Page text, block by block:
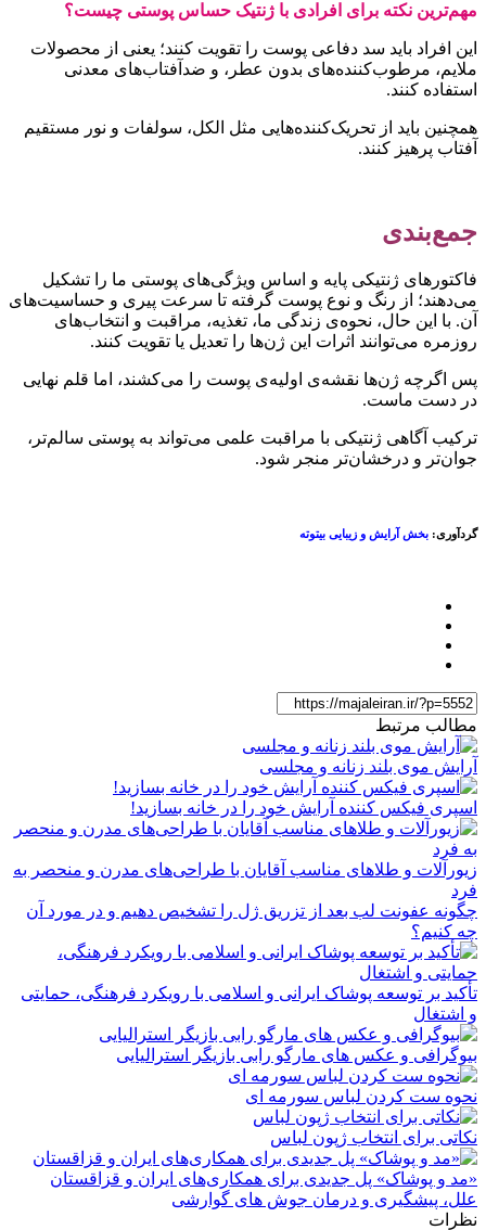
نکته برای افرادی با ژنتیک حساس پوستی چیست؟
افراد باید سد دفاعی پوست را تقویت کنند؛ یعنی از محصولات
مرطوب‌کننده‌های بدون عطر، و ضدآفتاب‌های معدنی
کنند.
باید از تحریک‌کننده‌هایی مثل الکل، سولفات و نور مستقیم
پرهیز کنند.
ژنتیکی پایه و اساس ویژگی‌های پوستی ما را تشکیل
از رنگ و نوع پوست گرفته تا سرعت پیری و حساسیت‌های
با این حال، نحوه‌ی زندگی ما، تغذیه، مراقبت و انتخاب‌های
می‌توانند اثرات این ژن‌ها را تعدیل یا تقویت کنند.
اگرچه ژن‌ها نقشه‌ی اولیه‌ی پوست را می‌کشند، اما قلم نهایی
دست ماست.
آگاهی ژنتیکی با مراقبت علمی می‌تواند به پوستی سالم‌تر،
و درخشان‌تر منجر شود.
بخش آرایش و زیبایی بیتوته
مرتبط
موی بلند زنانه و مجلسی
فیکس کننده آرایش خود را در خانه بسازید!
و طلاهای مناسب آقایان با طراحی‌های مدرن و منحصر به
عفونت لب بعد از تزریق ژل را تشخیص دهیم و در مورد آن
کنیم؟
بر توسعه پوشاک ایرانی و اسلامی با رویکرد فرهنگی، حمایتی
اشتغال
و عکس های مارگو رابی بازیگر استرالیایی
ست کردن لباس سورمه ای
برای انتخاب ژپون لباس
و پوشاک» پل جدیدی برای همکاری‌های ایران و قزاقستان
پیشگیری و درمان جوش های گوارشی